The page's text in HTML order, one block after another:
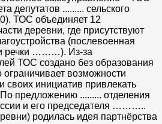
депутатов ......... сельского
ТОС объединяет 12
деревни, где присутствуют
(послевоенная
и речки ………). Из-за
ТОС создано без образования
ограничивает возможности
своих инициатив привлекать
предложению ......... отделения
и его председателя ………..
родилась идея партнёрства